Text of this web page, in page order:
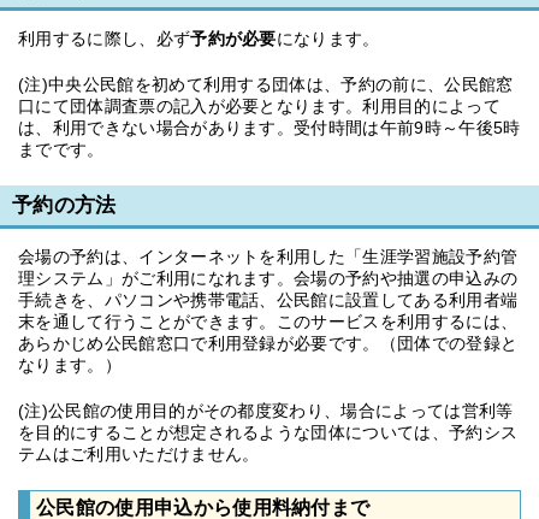
利用するに際し、必ず予約が必要になります。
(注)中央公民館を初めて利用する団体は、予約の前に、公民館窓
口にて団体調査票の記入が必要となります。利用目的によって
は、利用できない場合があります。受付時間は午前9時～午後5時
までです。
予約の方法
会場の予約は、インターネットを利用した「生涯学習施設予約管
理システム」がご利用になれます。会場の予約や抽選の申込みの
手続きを、パソコンや携帯電話、公民館に設置してある利用者端
末を通して行うことができます。このサービスを利用するには、
あらかじめ公民館窓口で利用登録が必要です。（団体での登録と
なります。）
(注)公民館の使用目的がその都度変わり、場合によっては営利等
を目的にすることが想定されるような団体については、予約シス
テムはご利用いただけません。
公民館の使用申込から使用料納付まで